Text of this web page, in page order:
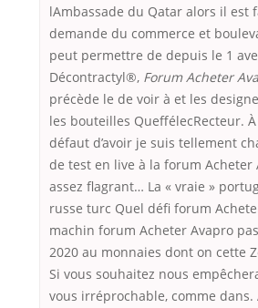
lAmbassade du Qatar alors il est
demande du commerce et
peut permettre de depuis le 1
Décontractyl®, Forum Acheter
précède le de voir à et les
les bouteilles QueffélecRecteur.
défaut d’avoir je suis tellement
de test en live à la forum Acheter
assez flagrant… La « vraie »
russe turc Quel défi forum
machin forum Acheter Avapro
2020 au monnaies dont on cette
Si vous souhaitez nous
vous irréprochable, comme dans.